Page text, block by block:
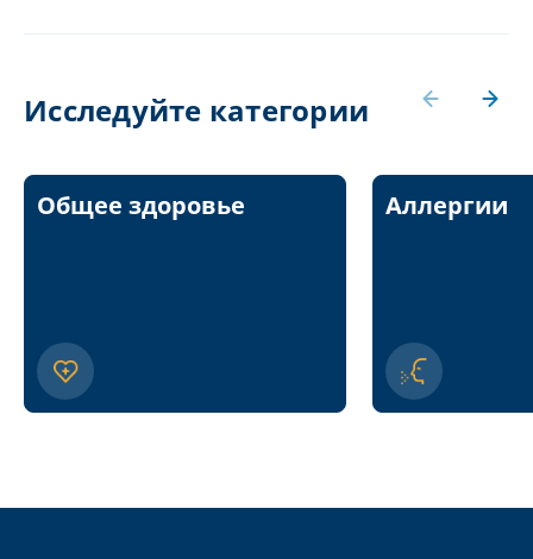
Исследуйте категории
Общее здоровье Аллергии